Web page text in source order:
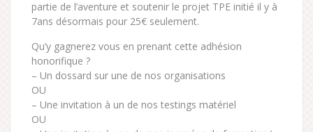
partie de l’aventure et soutenir le projet TPE initié il y à
7ans désormais pour 25€ seulement.
Qu’y gagnerez vous en prenant cette adhésion
honorifique ?
– Un dossard sur une de nos organisations
OU
– Une invitation à un de nos testings matériel
OU